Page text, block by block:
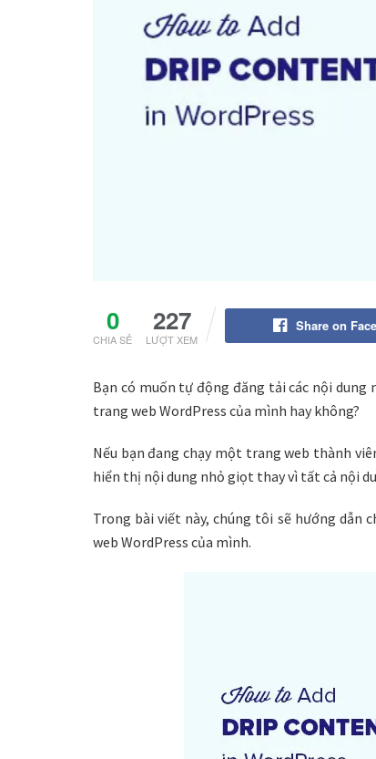
0
CHIA SẺ
227
LƯỢT XEM
Share on
Bạn có muốn tự động đăng tải các nội
trang web WordPress của mình hay không?
Nếu bạn đang chạy một trang web thành
hiển thị nội dung nhỏ giọt thay vì tất cả nội
Trong bài viết này, chúng tôi sẽ hướng dẫn
web WordPress của mình.